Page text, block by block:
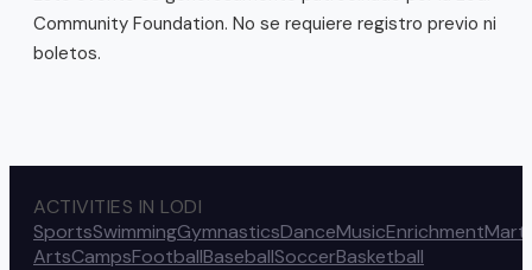
Community Foundation. No se requiere registro previo ni
boletos.
ACTIVITIES IN LODI
SportsSwimmingGymnasticsDanceMusicEnrichment
ArtsCampsFootballBaseballSoccerBasketball